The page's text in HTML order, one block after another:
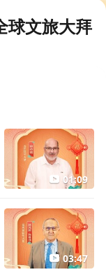
球文旅大拜
01:09
03:47